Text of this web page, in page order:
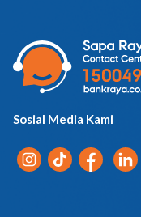
Sosial Media Kami